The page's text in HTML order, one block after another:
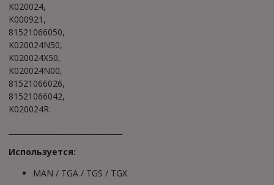
K020024,
K000921,
81521066050,
K020024N50,
K020024X50,
K020024N00,
81521066026,
81521066042,
K020024R.
Используется:
MAN / TGA / TGS / TGX